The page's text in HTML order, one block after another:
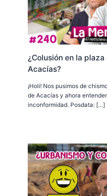
¿Colusión en la
Acacías?
¡Holi! Nos pusimos de
de Acacías y ahora
inconformidad. Posdata: […]